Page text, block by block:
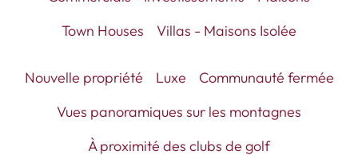
Town Houses
Villas - Maisons Isolée
Nouvelle propriété Luxe
Communauté fermée
Vues panoramiques sur les montagnes
À proximité des clubs de golf